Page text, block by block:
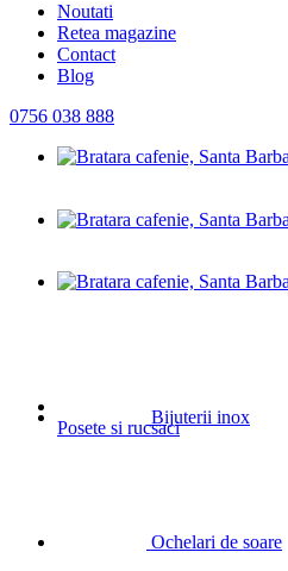
Noutati
Retea magazine
Contact
Blog
0756 038 888
Bijuterii inox
Posete si rucsaci
Ochelari de soare